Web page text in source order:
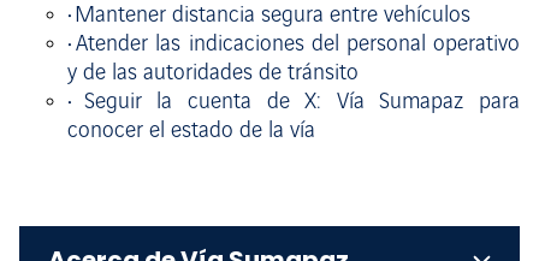
• Mantener distancia segura entre vehículos
•Atender las indicaciones del personal operativo
y de las autoridades de tránsito
• Seguir la cuenta de X: Vía Sumapaz para
conocer el estado de la vía